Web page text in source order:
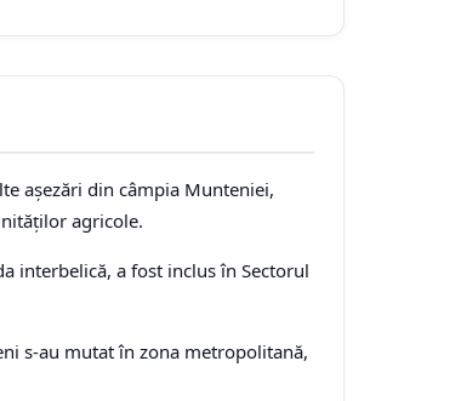
așezări din câmpia Munteniei,
agricole.
interbelică, a fost inclus în Sectorul
s-au mutat în zona metropolitană,